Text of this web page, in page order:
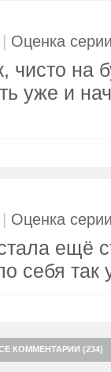
| Оценка
чисто на
уже и
| Оценка
ещё
себя так
КОММЕНТАРИИ (234)